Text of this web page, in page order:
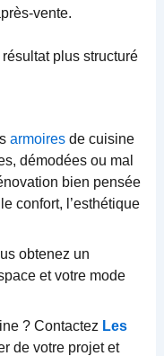
vente.
plus structuré
armoiresde cuisine
démodées ou mal
bien pensée
confort, l’esthétique
obtenez un
et votre mode
? Contactez Les
de votre projet et